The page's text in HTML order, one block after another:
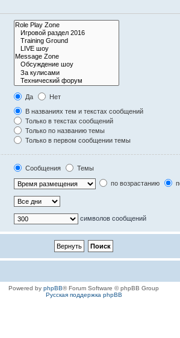
Да
Нет
В названиях тем и текстах сообщений
Только в текстах сообщений
Только по названию темы
Только в первом сообщении темы
Сообщения
Темы
по возрастанию
символов сообщений
Powered by phpBB® Forum Software © phpBB Group
Русская поддержка phpBB